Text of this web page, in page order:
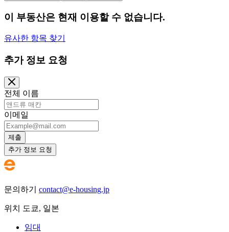
이 부동산은 현재 이용할 수 없습니다.
유사한 항목 찾기
추가 정보 요청
전체 이름
이메일
제출
추가 정보 요청
문의하기 contact@e-housing.jp
위치 도쿄, 일본
임대